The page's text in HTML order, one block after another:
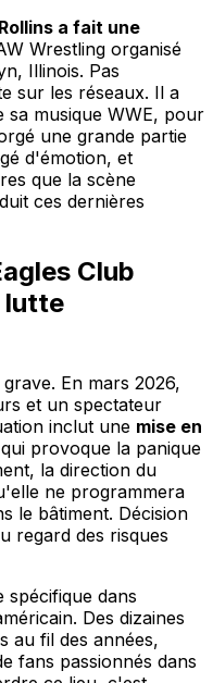
a fait une
Wrestling organisé
Illinois. Pas
sur les réseaux. Il a
sa musique WWE, pour
une grande partie
d'émotion, et
que la scène
ces dernières
Club
lutte
En mars 2026,
et un spectateur
inclut une mise en
qui provoque la panique
la direction du
ne programmera
le bâtiment. Décision
regard des risques
spécifique dans
Des dizaines
au fil des années,
fans passionnés dans